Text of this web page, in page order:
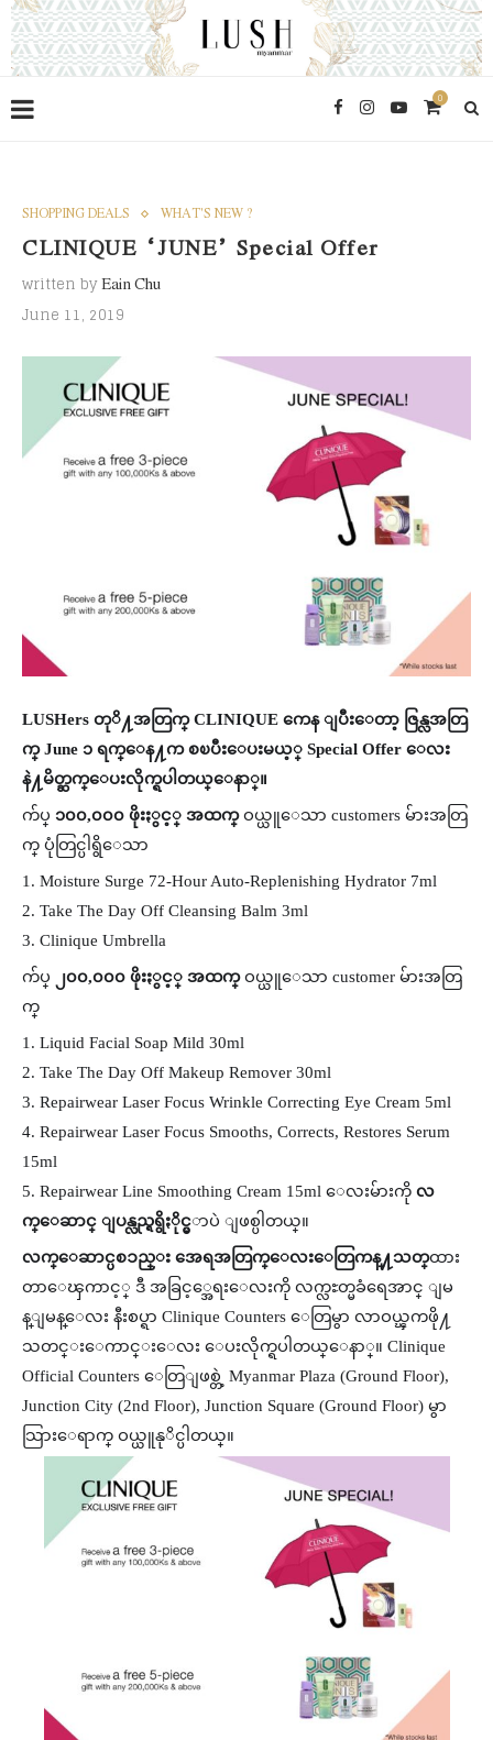
0
SHOPPING DEALS WHAT'S NEW ?
CLINIQUE “JUNE” Special Offer
written byEain Chu
June 11, 2019
LUSHers တုိ႔အတြက္ CLINIQUE ကေန ျပီးေတာ့ ဇြန္လအတြ
က္ June ၁ ရက္ေန႔က စၿပီးေပးမယ့္ Special Offer ေလး
နဲ႔မိတ္ဆက္ေပးလိုက္ရပါတယ္ေနာ္။
က်ပ္ ၁၀၀,၀၀၀ ဖိုးႏွင့္ အထက္ဝယ္ယူေသာ customers မ်ားအတြ
က္ ပုံတြင္ပါရွိေသာ
1. Moisture Surge 72-Hour Auto-Replenishing Hydrator 7ml
2. Take The Day Off Cleansing Balm 3ml
3. Clinique Umbrella
က်ပ္ ၂၀၀,၀၀၀ ဖိုးႏွင့္ အထက္ဝယ္ယူေသာ customer မ်ားအတြ
က္
1. Liquid Facial Soap Mild 30ml
2. Take The Day Off Makeup Remover 30ml
3. Repairwear Laser Focus Wrinkle Correcting Eye Cream 5ml
4. Repairwear Laser Focus Smooths, Corrects, Restores Serum
15ml
5. Repairwear Line Smoothing Cream 15ml ေလးမ်ားကို လ
က္ေဆာင္ ျပန္လည္ရရွိႏိုင္မွာပဲ ျဖစ္ပါတယ္။
လက္ေဆာင္ပစၥည္း အေရအတြက္ေလးေတြကန္႔သတ္ထား
တာေၾကာင့္ ဒီ အခြင့္အေရးေလးကို လက္လႊတ္မခံရေအာင္ ျမ
န္ျမန္ေလး နီးစပ္ရာ Clinique Counters ေတြမွာ လာဝယ္ၾကဖို႔
သတင္းေကာင္းေလး ေပးလိုက္ရပါတယ္ေနာ္။ Clinique
Official Counters ေတြျဖစ္တဲ့ Myanmar Plaza (Ground Floor),
Junction City (2nd Floor), Junction Square (Ground Floor) မွာ
သြားေရာက္ ဝယ္ယူနုိင္ပါတယ္။